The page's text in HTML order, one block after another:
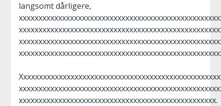
langsomt dårligere,
xxxxxxxxxxxxxxxxxxxxxxxxxxxxxxxxxxxxxxxxxxxxxxxxxx.